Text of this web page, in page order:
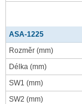
ASA-1225
Rozměr (mm)
Délka (mm)
SW1 (mm)
SW2 (mm)